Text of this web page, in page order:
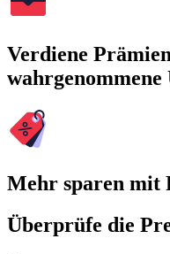
Verdiene
Mehr sparen mit
Überprüfe die